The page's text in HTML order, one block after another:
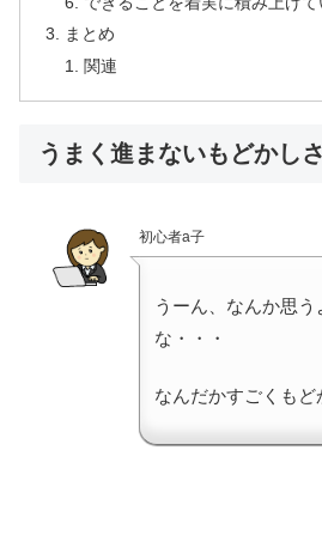
まとめ
関連
うまく進まないもどかしさ
初心者a子
うーん、なんか思
な・・・
なんだかすごくもど